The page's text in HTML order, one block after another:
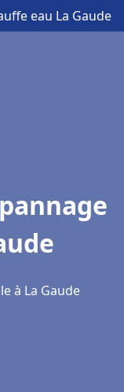
eau La Gaude
à La Gaude